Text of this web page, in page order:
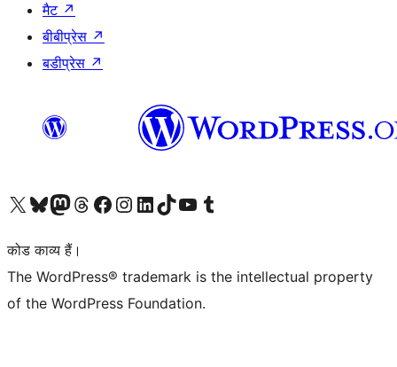
मैट ↗
बीबीप्रेस ↗
बडीप्रेस ↗
Visit our X (formerly Twitter) account
हमारे बलुस्की खाते पर जाएँVisit our Mastodon account
हमारे थ्रेड्स अकाउंट पर जाएंहमारे फेसबुक पेज पर जाएँहमारे इंस्टाग्राम अकाउंट पर जाएंहमारे लिंक्डइन खाते पर जाएँहमारे टिकटॉक खाते पर जाएँहमारे यूट्यूब चैनल पर जाएंहमारे Tumblr खाते पर जाएँ
कोड काव्य हैं।
The WordPress® trademark is the intellectual property
of the WordPress Foundation.